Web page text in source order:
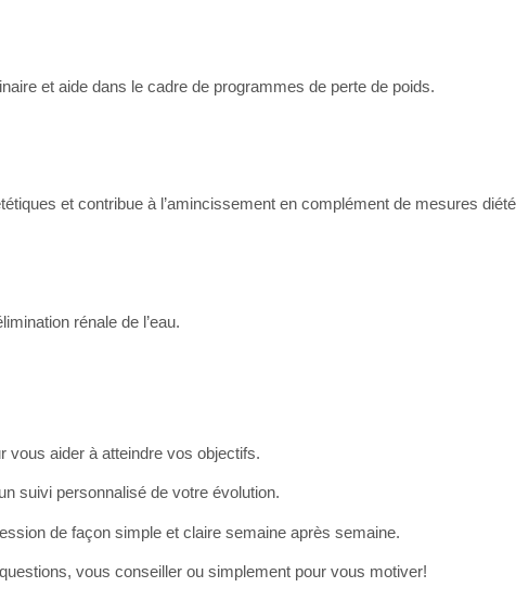
et aide dans le cadre de programmes de perte de poids.
et contribue à l’amincissement en complément de mesures
rénale de l’eau.
vous aider à atteindre vos objectifs.
suivi personnalisé de votre évolution.
de façon simple et claire semaine après semaine.
vous conseiller ou simplement pour vous motiver!